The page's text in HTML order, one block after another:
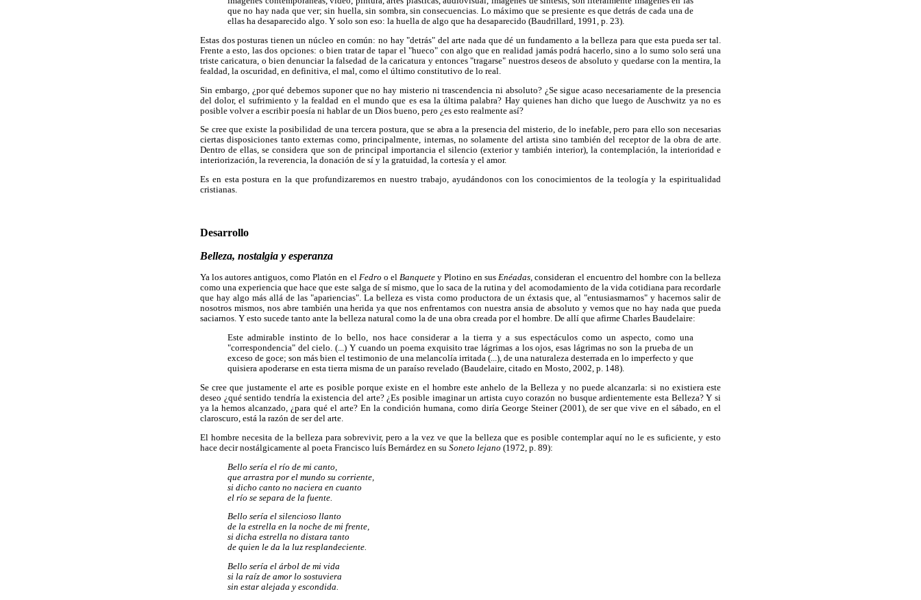
que no hay nada que ver; sin huella, sin sombra, sin consecuencias. Lo máximo que se presiente es que detrás de cada una de
ellas ha desaparecido algo. Y solo son eso: la huella de algo que ha desaparecido (Baudrillard, 1991, p. 23).
Estas dos posturas tienen un núcleo en común: no hay "detrás" del arte nada que dé un fundamento a la belleza para que esta pueda ser tal.
Frente a esto, las dos opciones: o bien tratar de tapar el "hueco" con algo que en realidad jamás podrá hacerlo, sino a lo sumo solo será una
triste caricatura, o bien denunciar la falsedad de la caricatura y entonces "tragarse" nuestros deseos de absoluto y quedarse con la mentira, la
fealdad, la oscuridad, en definitiva, el mal, como el último constitutivo de lo real.
Sin embargo, ¿por qué debemos suponer que no hay misterio ni trascendencia ni absoluto? ¿Se sigue acaso necesariamente de la presencia
del dolor, el sufrimiento y la fealdad en el mundo que es esa la última palabra? Hay quienes han dicho que luego de Auschwitz ya no es
posible volver a escribir poesía ni hablar de un Dios bueno, pero ¿es esto realmente así?
Se cree que existe la posibilidad de una tercera postura, que se abra a la presencia del misterio, de lo inefable, pero para ello son necesarias
ciertas disposiciones tanto externas como, principalmente, internas, no solamente del artista sino también del receptor de la obra de arte.
Dentro de ellas, se considera que son de principal importancia el silencio (exterior y también interior), la contemplación, la interioridad e
interiorización, la reverencia, la donación de sí y la gratuidad, la cortesía y el amor.
Es en esta postura en la que profundizaremos en nuestro trabajo, ayudándonos con los conocimientos de la teología y la espiritualidad
cristianas.
Desarrollo
Belleza, nostalgia y esperanza
Ya los autores antiguos, como Platón en el Fedro o el Banquetey Plotino en susEnéadas,consideran el encuentro del hombre con la belleza
como una experiencia que hace que este salga de sí mismo, que lo saca de la rutina y del acomodamiento de la vida cotidiana para recordarle
que hay algo más allá de las "apariencias". La belleza es vista como productora de un éxtasis que, al "entusiasmarnos" y hacernos salir de
nosotros mismos, nos abre también una herida ya que nos enfrentamos con nuestra ansia de absoluto y vemos que no hay nada que pueda
saciarnos. Y esto sucede tanto ante la belleza natural como la de una obra creada por el hombre. De allí que afirme Charles Baudelaire:
Este admirable instinto de lo bello, nos hace considerar a la tierra y a sus espectáculos como un aspecto, como una
"correspondencia" del cielo. (...) Y cuando un poema exquisito trae lágrimas a los ojos, esas lágrimas no son la prueba de un
exceso de goce; son más bien el testimonio de una melancolía irritada (...), de una naturaleza desterrada en lo imperfecto y que
quisiera apoderarse en esta tierra misma de un paraíso revelado (Baudelaire, citado en Mosto, 2002, p. 148).
Se cree que justamente el arte es posible porque existe en el hombre este anhelo de la Belleza y no puede alcanzarla: si no existiera este
deseo ¿qué sentido tendría la existencia del arte? ¿Es posible imaginar un artista cuyo corazón no busque ardientemente esta Belleza? Y si
ya la hemos alcanzado, ¿para qué el arte? En la condición humana, como diría George Steiner (2001), de ser que vive en el sábado, en el
claroscuro, está la razón de ser del arte.
El hombre necesita de la belleza para sobrevivir, pero a la vez ve que la belleza que es posible contemplar aquí no le es suficiente, y esto
hace decir nostálgicamente al poeta Francisco luís Bernárdez en su Soneto lejano (1972, p. 89):
Bello sería el río de mi canto,
que arrastra por el mundo su corriente,
si dicho canto no naciera en cuanto
el río se separa de la fuente.
Bello sería el silencioso llanto
de la estrella en la noche de mi frente,
si dicha estrella no distara tanto
de quien le da la luz resplandeciente.
Bello sería el árbol de mi vida
si la raíz de amor lo sostuviera
sin estar alejada y escondida.